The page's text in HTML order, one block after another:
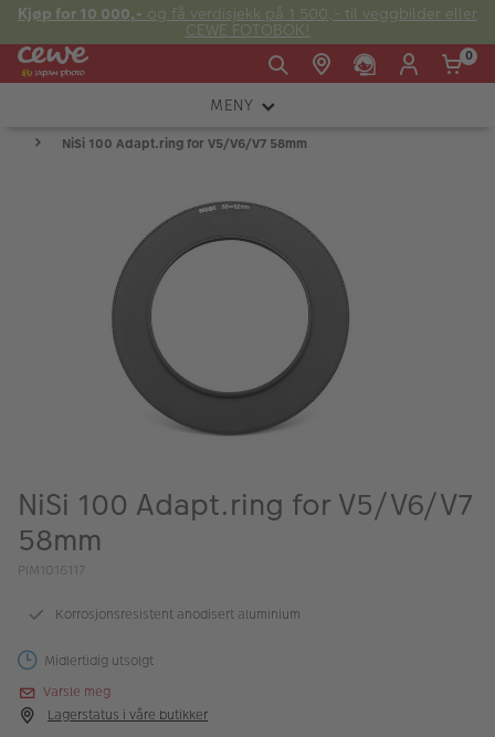
Kjøp for 10 000,- og få verdisjekk på 1 500,- til veggbilder eller
CEWE FOTOBOK!
Fre:
20:00
E-post:
kundeservice@japanphoto.no
0
MENY
KAMERA
LYS OG STUDIO
INSTANTFOTO
ALBUM
Kampanjer
Bildeprodukter
NiSi 100 Adapt.ring for V5/V6/V7 58mm
NiSi 100 Adapt.ring for V5/V6/V7
58mm
PIM1016117
Korrosjonsresistent anodisert aluminium
Midlertidig utsolgt
Varsle meg
Lagerstatus i våre butikker